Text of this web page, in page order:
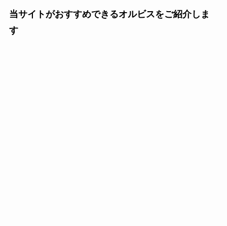
当サイトがおすすめできるオルビスをご紹介しま
す